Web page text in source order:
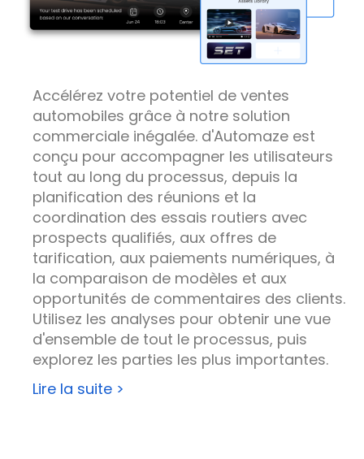
Accélérez votre potentiel de ventes
automobiles grâce à notre solution
commerciale inégalée. d'Automaze est
conçu pour accompagner les utilisateurs
tout au long du processus, depuis la
planification des réunions et la
coordination des essais routiers avec
prospects qualifiés, aux offres de
tarification, aux paiements numériques, à
la comparaison de modèles et aux
opportunités de commentaires des clients.
Utilisez les analyses pour obtenir une vue
d'ensemble de tout le processus, puis
explorez les parties les plus importantes.
Lire la suite >